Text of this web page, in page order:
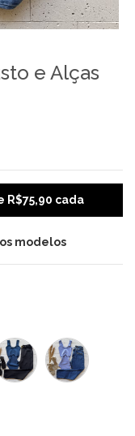
e Alças
R$75,90 cada
modelos